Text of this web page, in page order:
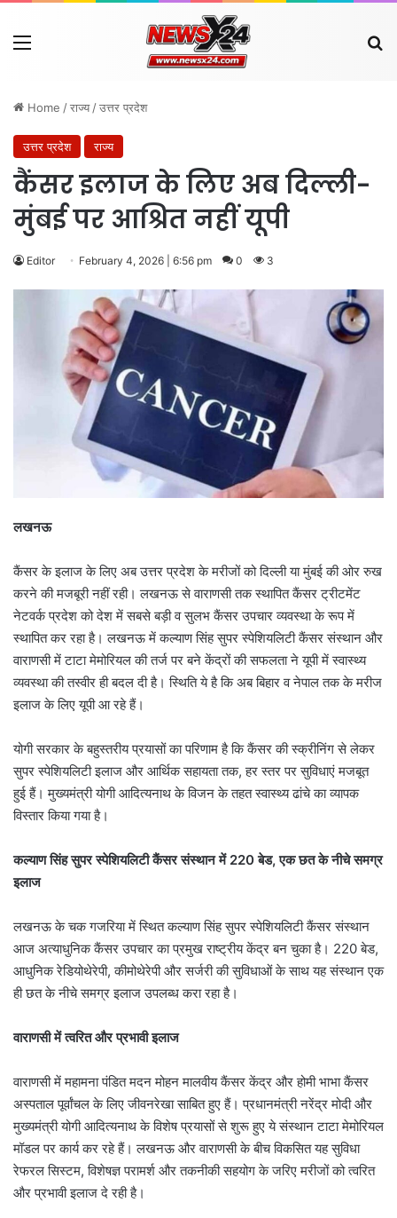
Menu
Home /राज्य /उत्तर प्रदेश
उत्तर प्रदेश राज्य
कैंसर इलाज के लिए अब दिल्ली-
मुंबई पर आश्रित नहीं यूपी
Editor February 4, 2026 | 6:56 pm 0 3
लखनऊ
कैंसर के इलाज के लिए अब उत्तर प्रदेश के मरीजों को दिल्ली या मुंबई की ओर रुख
करने की मजबूरी नहीं रही। लखनऊ से वाराणसी तक स्थापित कैंसर ट्रीटमेंट
नेटवर्क प्रदेश को देश में सबसे बड़ी व सुलभ कैंसर उपचार व्यवस्था के रूप में
स्थापित कर रहा है। लखनऊ में कल्याण सिंह सुपर स्पेशियलिटी कैंसर संस्थान और
वाराणसी में टाटा मेमोरियल की तर्ज पर बने केंद्रों की सफलता ने यूपी में स्वास्थ्य
व्यवस्था की तस्वीर ही बदल दी है। स्थिति ये है कि अब बिहार व नेपाल तक के मरीज
इलाज के लिए यूपी आ रहे हैं।
योगी सरकार के बहुस्तरीय प्रयासों का परिणाम है कि कैंसर की स्क्रीनिंग से लेकर
सुपर स्पेशियलिटी इलाज और आर्थिक सहायता तक, हर स्तर पर सुविधाएं मजबूत
हुई हैं। मुख्यमंत्री योगी आदित्यनाथ के विजन के तहत स्वास्थ्य ढांचे का व्यापक
विस्तार किया गया है।
कल्याण सिंह सुपर स्पेशियलिटी कैंसर संस्थान में 220 बेड, एक छत के नीचे समग्र
इलाज
लखनऊ के चक गजरिया में स्थित कल्याण सिंह सुपर स्पेशियलिटी कैंसर संस्थान
आज अत्याधुनिक कैंसर उपचार का प्रमुख राष्ट्रीय केंद्र बन चुका है। 220 बेड,
आधुनिक रेडियोथेरेपी, कीमोथेरेपी और सर्जरी की सुविधाओं के साथ यह संस्थान एक
ही छत के नीचे समग्र इलाज उपलब्ध करा रहा है।
वाराणसी में त्वरित और प्रभावी इलाज
वाराणसी में महामना पंडित मदन मोहन मालवीय कैंसर केंद्र और होमी भाभा कैंसर
अस्पताल पूर्वांचल के लिए जीवनरेखा साबित हुए हैं। प्रधानमंत्री नरेंद्र मोदी और
मुख्यमंत्री योगी आदित्यनाथ के विशेष प्रयासों से शुरू हुए ये संस्थान टाटा मेमोरियल
मॉडल पर कार्य कर रहे हैं। लखनऊ और वाराणसी के बीच विकसित यह सुविधा
रेफरल सिस्टम, विशेषज्ञ परामर्श और तकनीकी सहयोग के जरिए मरीजों को त्वरित
और प्रभावी इलाज दे रही है।